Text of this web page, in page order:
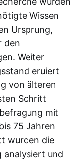
Wissen
Ursprung,
den
Weiter
eruiert
von älteren
Schritt
mit
75 Jahren
wurden die
analysiert und